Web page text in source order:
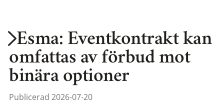
Esma: Eventkontrakt kan
omfattas av förbud mot
binära optioner
Publicerad 2026-07-20